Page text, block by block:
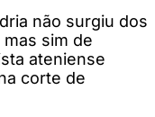
não surgiu dos
sim de
ateniense
corte de